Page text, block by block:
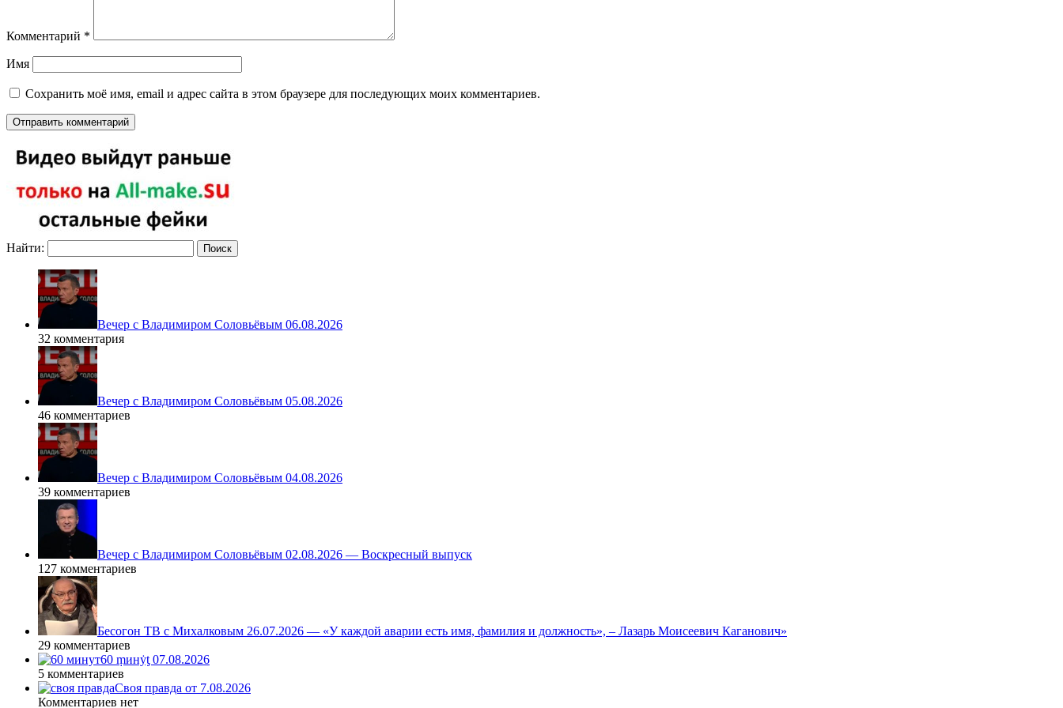
Комментарий *
Имя
Сохранить моё имя, email и адрес сайта в этом браузере для последующих моих комментариев.
Найти:
Вечер с Владимиром Соловьёвым 06.08.2026
32 комментария
Вечер с Владимиром Соловьёвым 05.08.2026
46 комментариев
Вечер с Владимиром Соловьёвым 04.08.2026
39 комментариев
Вечер с Владимиром Соловьёвым 02.08.2026 — Воскресный выпуск
127 комментариев
Бесогон ТВ с Михалковым 26.07.2026 — «У каждой аварии есть имя, фамилия и должность», – Лазарь Моисеевич Каганович»
29 комментариев
60 ṃинẏƫ 07.08.2026
5 комментариев
Своя правда от 7.08.2026
Комментариев нет